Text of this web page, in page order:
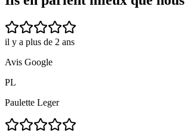
il y a plus de 2 ans
Avis Google
PL
Paulette Leger